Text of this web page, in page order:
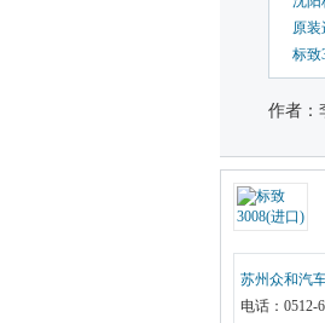
原装
标致
作者：
苏州众和汽
公司
电话：0512-